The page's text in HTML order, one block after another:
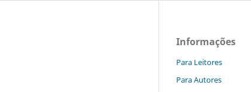
Informações
Para Leitores
Para Autores